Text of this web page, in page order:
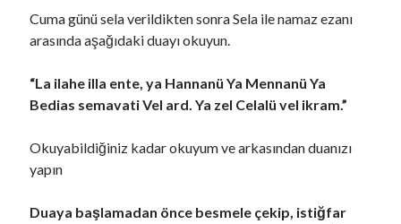
Cuma günü sela verildikten sonra Sela ile namaz ezanı
arasında aşağıdaki duayı okuyun.
“La ilahe illa ente, ya Hannanü Ya Mennanü Ya
Bedias semavati Vel ard. Ya zel Celalü vel ikram.”
Okuyabildiğiniz kadar okuyum ve arkasından duanızı
yapın
Duaya başlamadan önce besmele çekip, istiğfar